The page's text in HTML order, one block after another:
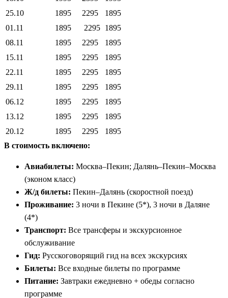
25.10
1895 2295
1895
01.11
1895 2295 1895
08.11
1895 2295
1895
15.11
1895 2295
1895
22.11
1895 2295
1895
29.11
1895 2295
1895
06.12
1895 2295
1895
13.12
1895 2295
1895
20.12
1895 2295
1895
В стоимость включено:
Авиабилеты: Москва–Пекин; Далянь–Пекин–Москва
(эконом класс)
Ж/д билеты: Пекин–Далянь (скоростной поезд)
Проживание: 3 ночи в Пекине (5*), 3 ночи в Даляне
(4*)
Транспорт: Все трансферы и экскурсионное
обслуживание
Гид: Русскоговорящий гид на всех экскурсиях
Билеты: Все входные билеты по программе
Питание: Завтраки ежедневно + обеды согласно
программе